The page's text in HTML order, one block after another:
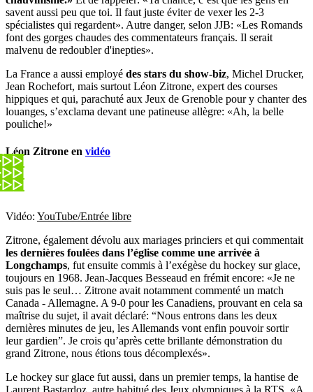
savent aussi peu que toi. Il faut juste éviter de vexer les 2-3
spécialistes qui regardent». Autre danger, selon JJB: «Les Romands
font des gorges chaudes des commentateurs français. Il serait
malvenu de redoubler d'inepties».
La France a aussi employé des stars du show-biz, Michel Drucker,
Jean Rochefort, mais surtout Léon Zitrone, expert des courses
hippiques et qui, parachuté aux Jeux de Grenoble pour y chanter des
louanges, s’exclama devant une patineuse allègre: «Ah, la belle
pouliche!»
Léon Zitrone en vidéo
Vidéo: YouTube/Entrée libre
Zitrone, également dévolu aux mariages princiers et qui commentait
les dernières foulées dans l’église comme une arrivée à
Longchamps, fut ensuite commis à l’exégèse du hockey sur glace,
toujours en 1968. Jean-Jacques Besseaud en frémit encore: «Je ne
suis pas le seul… Zitrone avait notamment commenté un match
Canada - Allemagne. A 9-0 pour les Canadiens, prouvant en cela sa
maîtrise du sujet, il avait déclaré: “Nous entrons dans les deux
dernières minutes de jeu, les Allemands vont enfin pouvoir sortir
leur gardien”. Je crois qu’après cette brillante démonstration du
grand Zitrone, nous étions tous décomplexés».
Le hockey sur glace fut aussi, dans un premier temps, la hantise de